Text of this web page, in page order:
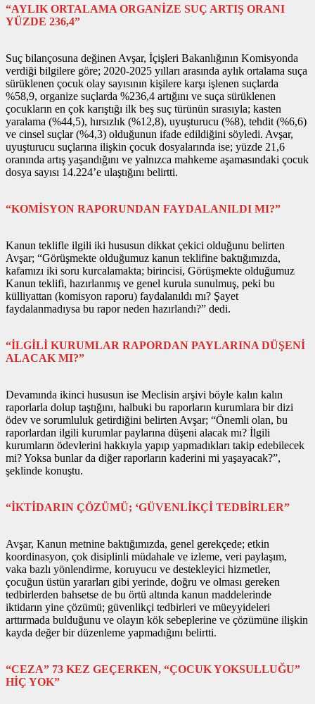
“AYLIK ORTALAMA ORGANİZE SUÇ ARTIŞ ORANI
YÜZDE 236,4”
Suç bilançosuna değinen Avşar, İçişleri Bakanlığının Komisyonda
verdiği bilgilere göre; 2020-2025 yılları arasında aylık ortalama suça
sürüklenen çocuk olay sayısının kişilere karşı işlenen suçlarda
%58,9, organize suçlarda %236,4 artığını ve suça sürüklenen
çocukların en çok karıştığı ilk beş suç türünün sırasıyla; kasten
yaralama (%44,5), hırsızlık (%12,8), uyuşturucu (%8), tehdit (%6,6)
ve cinsel suçlar (%4,3) olduğunun ifade edildiğini söyledi. Avşar,
uyuşturucu suçlarına ilişkin çocuk dosyalarında ise; yüzde 21,6
oranında artış yaşandığını ve yalnızca mahkeme aşamasındaki çocuk
dosya sayısı 14.224’e ulaştığını belirtti.
“KOMİSYON RAPORUNDAN FAYDALANILDI MI?”
Kanun teklifle ilgili iki hususun dikkat çekici olduğunu belirten
Avşar; “Görüşmekte olduğumuz kanun teklifine baktığımızda,
kafamızı iki soru kurcalamakta; birincisi, Görüşmekte olduğumuz
Kanun teklifi, hazırlanmış ve genel kurula sunulmuş, peki bu
külliyattan (komisyon raporu) faydalanıldı mı? Şayet
faydalanmadıysa bu rapor neden hazırlandı?” dedi.
“İLGİLİ KURUMLAR RAPORDAN PAYLARINA DÜŞENİ
ALACAK MI?”
Devamında ikinci hususun ise Meclisin arşivi böyle kalın kalın
raporlarla dolup taştığını, halbuki bu raporların kurumlara bir dizi
ödev ve sorumluluk getirdiğini belirten Avşar; “Önemli olan, bu
raporlardan ilgili kurumlar paylarına düşeni alacak mı? İlgili
kurumların ödevlerini hakkıyla yapıp yapmadıkları takip edebilecek
mi? Yoksa bunlar da diğer raporların kaderini mi yaşayacak?”,
şeklinde konuştu.
“İKTİDARIN ÇÖZÜMÜ; ‘GÜVENLİKÇİ TEDBİRLER”
Avşar, Kanun metnine baktığımızda, genel gerekçede; etkin
koordinasyon, çok disiplinli müdahale ve izleme, veri paylaşım,
vaka bazlı yönlendirme, koruyucu ve destekleyici hizmetler,
çocuğun üstün yararları gibi yerinde, doğru ve olması gereken
tedbirlerden bahsetse de bu örtü altında kanun maddelerinde
iktidarın yine çözümü; güvenlikçi tedbirleri ve müeyyideleri
arttırmada bulduğunu ve olayın kök sebeplerine ve çözümüne ilişkin
kayda değer bir düzenleme yapmadığını belirtti.
“CEZA” 73 KEZ GEÇERKEN, “ÇOCUK YOKSULLUĞU”
HİÇ YOK”